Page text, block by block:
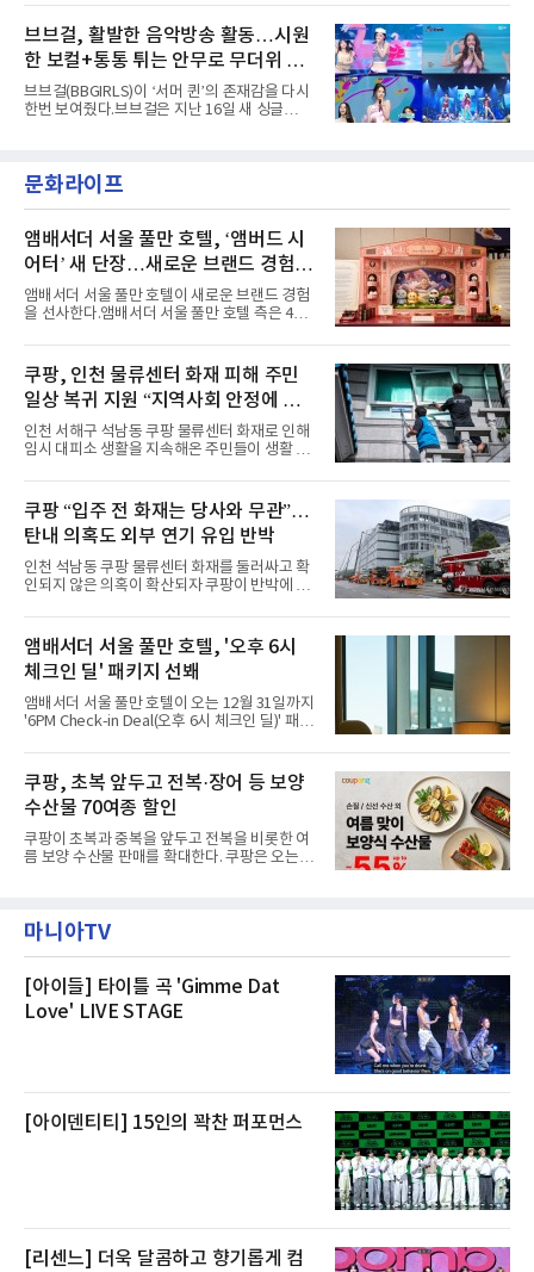
엣을 거침없이 결합했다. 멤버들은 각기 다른 개
성을 살린 스타일링을 선
벌 오디오·음원 스트리밍 플랫폼 스포티파이에
서 27일 자로 누적 재생 수 2억 회를 돌파했
다”고 밝혔다.곡이 발표된 지 약 10개월 만이다.
팀의 첫 번째 2억 스트리밍 곡은 동일 음반에 수
록된 ‘GO!’다. 이 노래는 공개 약 9개월 만인 지
난달 26일 자에 2억 고지를 밟았다. 이는 최근 5
년 내 데뷔한 보이그룹의 곡 중 최단기 2억 달성
했다. “내 티, 5 bucks 바지는, 만원” 등 멤버들
의 라이프 스타일
브브걸, 활발한 음악방송 활동…시원
한 보컬+통통 튀는 안무로 무더위 사
냥
브브걸(BBGIRLS)이 ‘서머 퀸’의 존재감을 다시
한번 보여줬다.브브걸은 지난 16일 새 싱글
MBC '쇼! 음악중심', SBS '인기가요' 등 주요 음
악방송 무대에 올라 화려한 퍼포먼스를 펼쳤다.
력을 앞세워 매 무대 색다른 볼거리를 선사했다.
특히 화사한 파스텔 톤의 비치웨어부터 청량한
마린룩, 햇살 아래 반짝이는 물결을 연상시키는
스커트, 강렬한 붉은 계열의 스타일링까지 각기
다른 매력을 선보였다. 브브걸은 다채로운 여름
패션을 완벽하게 소화하며 보
문화라이프
앰배서더 서울 풀만 호텔, ‘앰버드 시
어터’ 새 단장…새로운 브랜드 경험 선
사
앰배서더 서울 풀만 호텔이 새로운 브랜드 경험
을 선사한다.앰배서더 서울 풀만 호텔 측은 4일
이야기를 담은 인형 극장 콘셉트의 공간 ‘앰버드
시어터(Ambird Theater)’를 새롭게 선보인
다”고 밝혔다.앰배서더 서울 풀만 호텔은 로비
한편에 마련된 앰버드 존을 통해 앰버드의 세계
관을 소개해왔다. 앰버드 존은 앰버드가 우주여
행 중 수집한 다양한 굿즈를 전시한 '앰버드 플래
닛(Ambird Planet)과 계절별 플라워 연출로 사
라 극장을 모티브로 한 데코레이션으로 구성됐
다. 무대 공간 및 티켓 박스
쿠팡, 인천 물류센터 화재 피해 주민
일상 복귀 지원 “지역사회 안정에 총
력”
인천 서해구 석남동 쿠팡 물류센터 화재로 인해
임시 대피소 생활을 지속해온 주민들이 생활 터
필먼트서비스(CFS)가 지난 28일부터 화재 피해
주민을 대상으로 전문 출장 청소서비스 지원에
나섬으로써 본격적인 지역사회 복구 작업이 시
작된 것이다.대피소 주민 중심 청소 접수, 첫날
부터 2가구 지원 완료CFS는 신현초등학교, 신
현북초등학교, 신현여자중학교 등 인천 서해구
관내 임시 대피소 3곳에서 체류해온 화재 피해
민들의 호응 속에 CFS는 즉시 행동에 나섰다. 지
난 28일 오후 전문 청소업체와
쿠팡 “입주 전 화재는 당사와 무관”…
탄내 의혹도 외부 연기 유입 반박
인천 석남동 쿠팡 물류센터 화재를 둘러싸고 확
인되지 않은 의혹이 확산되자 쿠팡이 반박에 나
에 대해서는 외부 화재 연기 유입이라고 설명했
고, 2023년 같은 물류센터에서 발생한 화재에
대해서도 쿠팡 입주 전 공사 과정에서 벌어진 일
이라며 선을 그었다.쿠팡은 21일 인천 물류센터
내부에서 불이 타는 냄새가 났다는 의혹과 관련
해 “사실무근”이라는 입장을 밝혔다.회사 측은
“인근에서 지난 15일 다른 회사에서 발생한 대
것으로 확인됐다”고 설명했다.이어 “정확한 화
재 원인은 추후 조사될
앰배서더 서울 풀만 호텔, '오후 6시
체크인 딜' 패키지 선봬
앰배서더 서울 풀만 호텔이 오는 12월 31일까지
'6PM Check-in Deal(오후 6시 체크인 딜)' 패키
으로 여유로운 저녁 시간부터 호텔 스테이를 시
작할 수 있도록 준비됐다.앰배서더 서울 풀만 호
텔 측은 “퇴근 후 또는 주말 도심 속에서 짧지만
온전한 휴식을 원하는 고객들에게 특별한 경험
을 제공한다”고 밝혔다.패키지는 디럭스와 이그
제큐티브 두 가지 타입으로 구성된다. 디럭스 패
키지는 객실 1박(룸 온리)으로 심플한 호캉스를
스 센터 사우나 2인 이용 혜택이 포함된다.특히
클럽 앰배서더 라운지
쿠팡, 초복 앞두고 전복·장어 등 보양
수산물 70여종 할인
쿠팡이 초복과 중복을 앞두고 전복을 비롯한 여
름 보양 수산물 판매를 확대한다. 쿠팡은 오는
우 등이 포함됐다. 쿠팡은 올해 큰 크기의 전복
생산량이 늘어난 점을 반영해 주요 산지 상품을
전복은 산지에서 채취한 뒤 전국으로 직송되는
방식으로 운영된다. 신선도가 중요한 상품인 만
큼 이르면 다음 날 오전 배송이 가능하도록 물류
마니아TV
[아이들] 타이틀 곡 'Gimme Dat
Love' LIVE STAGE
[아이덴티티] 15인의 꽉찬 퍼포먼스
[리센느] 더욱 달콤하고 향기롭게 컴